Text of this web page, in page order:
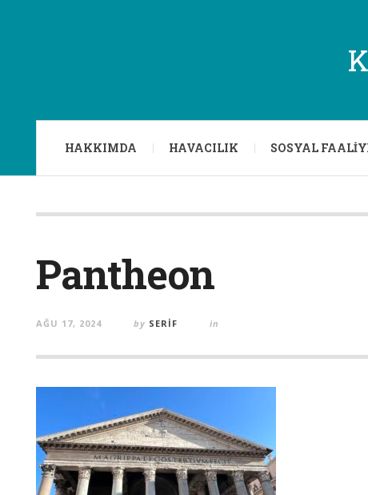
HAKKIMDA HAVACILIK SOSYAL
Pantheon
AĞU 17, 2024 by SERIF in